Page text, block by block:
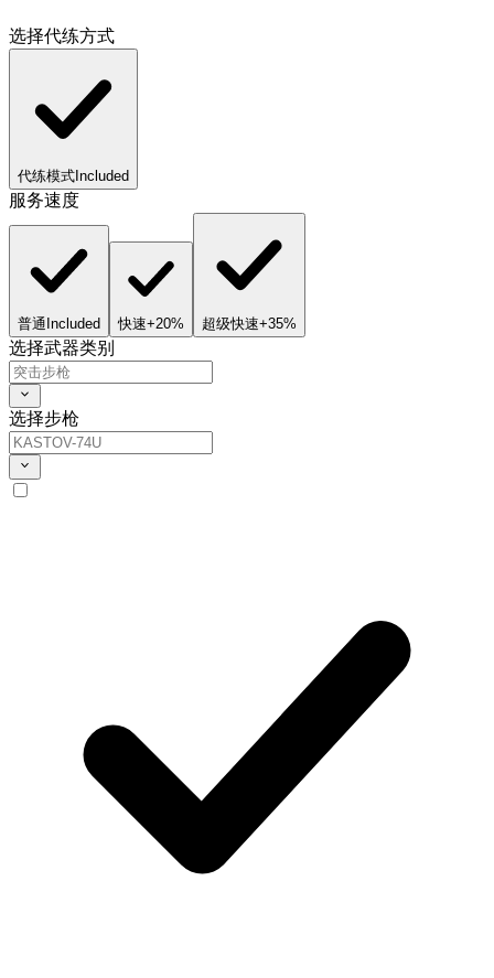
选择代练方式
代练模式 Included
服务速度
普通 Included 快速+20% 超级快速+35%
选择武器类别
选择步枪